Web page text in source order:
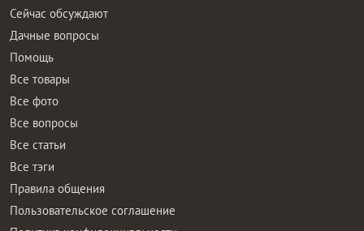
Сейчас обсуждают
Дачные вопросы
Помощь
Все товары
Все фото
Все вопросы
Все статьи
Все тэги
Правила общения
Пользовательское соглашение